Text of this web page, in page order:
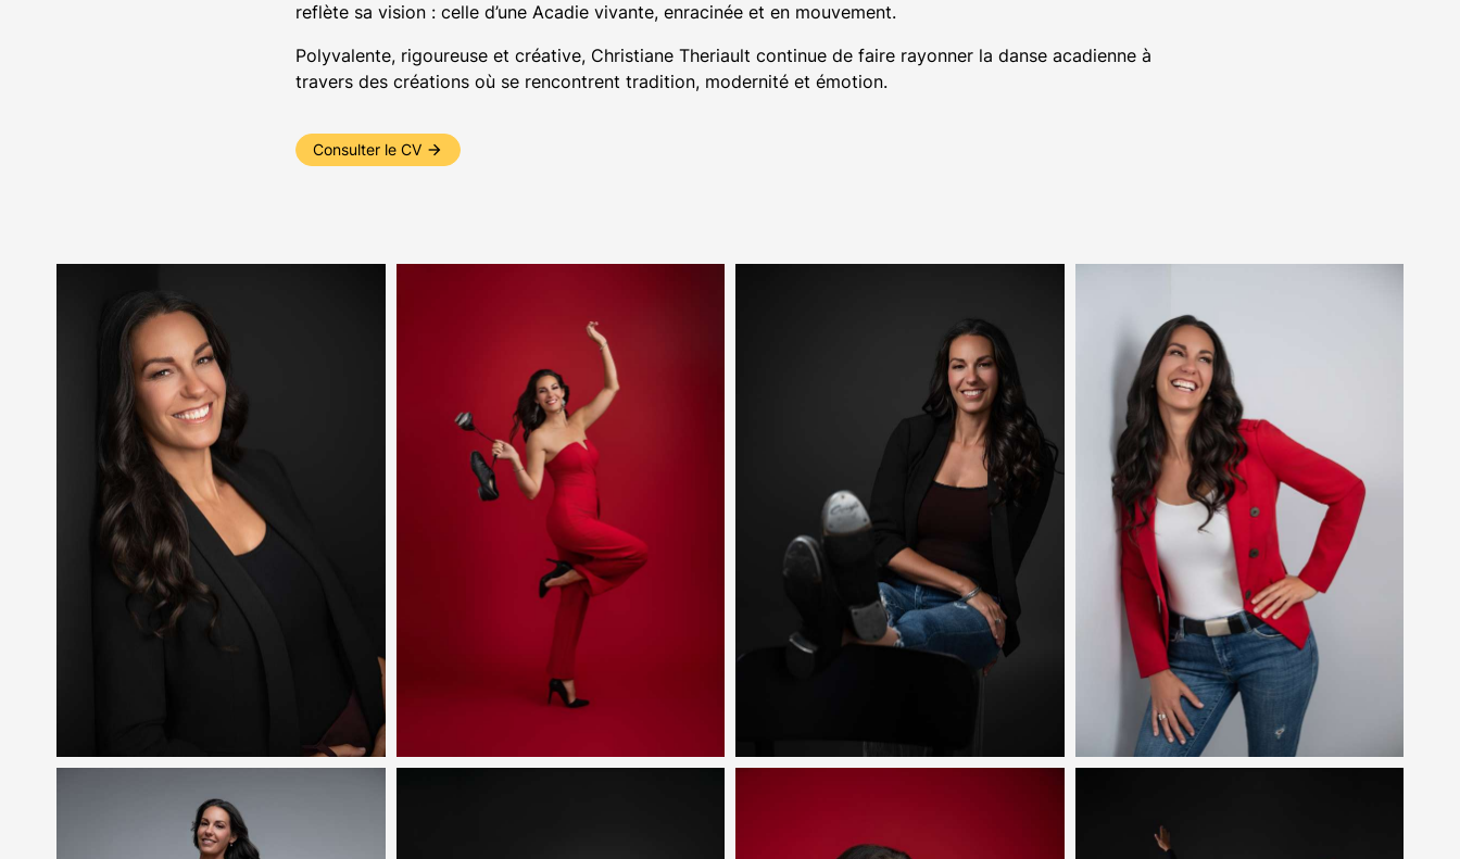
reflète sa vision : celle d’une Acadie vivante, enracinée et en mouvement.
Polyvalente, rigoureuse et créative, Christiane Theriault continue de faire rayonner la danse acadienne à
travers des créations où se rencontrent tradition, modernité et émotion.
Consulter le CV arrow_forward